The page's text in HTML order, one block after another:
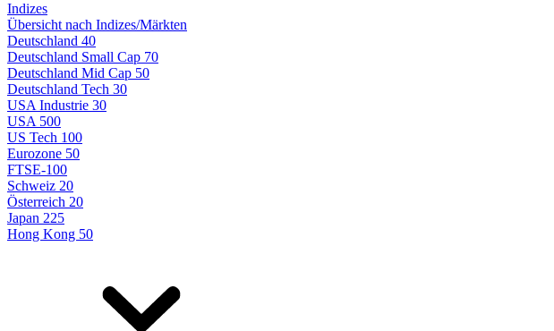
Indizes
Übersicht nach Indizes/Märkten
Deutschland 40
Deutschland Small Cap 70
Deutschland Mid Cap 50
Deutschland Tech 30
USA Industrie 30
USA 500
US Tech 100
Eurozone 50
FTSE-100
Schweiz 20
Österreich 20
Japan 225
Hong Kong 50